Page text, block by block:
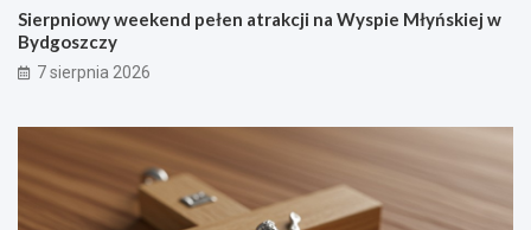
Sierpniowy weekend pełen atrakcji na Wyspie Młyńskiej w
Bydgoszczy
7 sierpnia 2026